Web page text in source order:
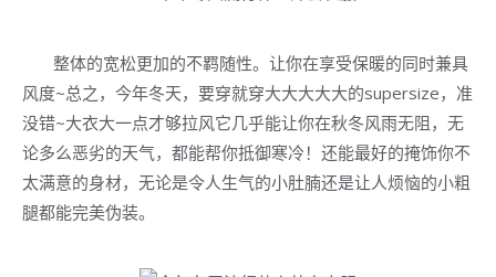
整体的宽松更加的不羁随性。让你在享受保暖的同时兼具
风度~总之，今年冬天，要穿就穿大大大大大的supersize，准
没错~大衣大一点才够拉风它几乎能让你在秋冬风雨无阻，无
论多么恶劣的天气，都能帮你抵御寒冷！还能最好的掩饰你不
太满意的身材，无论是令人生气的小肚腩还是让人烦恼的小粗
腿都能完美伪装。